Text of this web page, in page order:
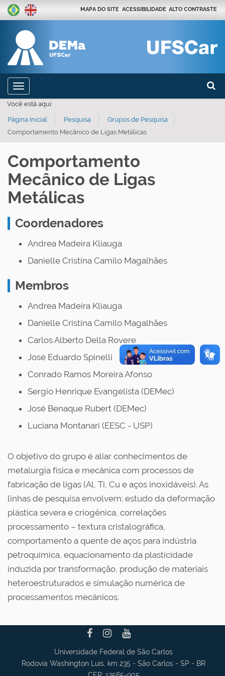
Busca
MAPA DO SITE ACESSIBILIDADE ALTO CONTRASTE
Toggle navigation
Você está aqui:
Página Inicial Pesquisa
Grupos de Pesquisa
Comportamento Mecânico de Ligas Metálicas
Comportamento
Mecânico de Ligas
Metálicas
Coordenadores
Andrea Madeira Kliauga
Danielle Cristina Camilo Magalhães
Membros
Andrea Madeira Kliauga
Danielle Cristina Camilo Magalhães
Carlos Alberto Della Rovere
José Eduardo Spinelli
Conrado Ramos Moreira Afonso
Sergio Henrique Evangelista (DEMec)
José Benaque Rubert (DEMec)
Luciana Montanari (EESC - USP)
O objetivo do grupo é aliar conhecimentos de
metalurgia física e mecânica com processos de
fabricação de ligas (Al, Ti, Cu e aços inoxidáveis). As
linhas de pesquisa envolvem: estudo da deformação
plástica severa e criogênica, correlações
processamento – textura cristalográfica,
comportamento a quente de aços para indústria
petroquímica, equacionamento da plasticidade
induzida por transformação, produção de materiais
heteroestruturados e simulação numérica de
processamentos mecânicos.
Universidade Federal de São Carlos
Rodovia Washington Luis, km 235 - São Carlos - SP - BR